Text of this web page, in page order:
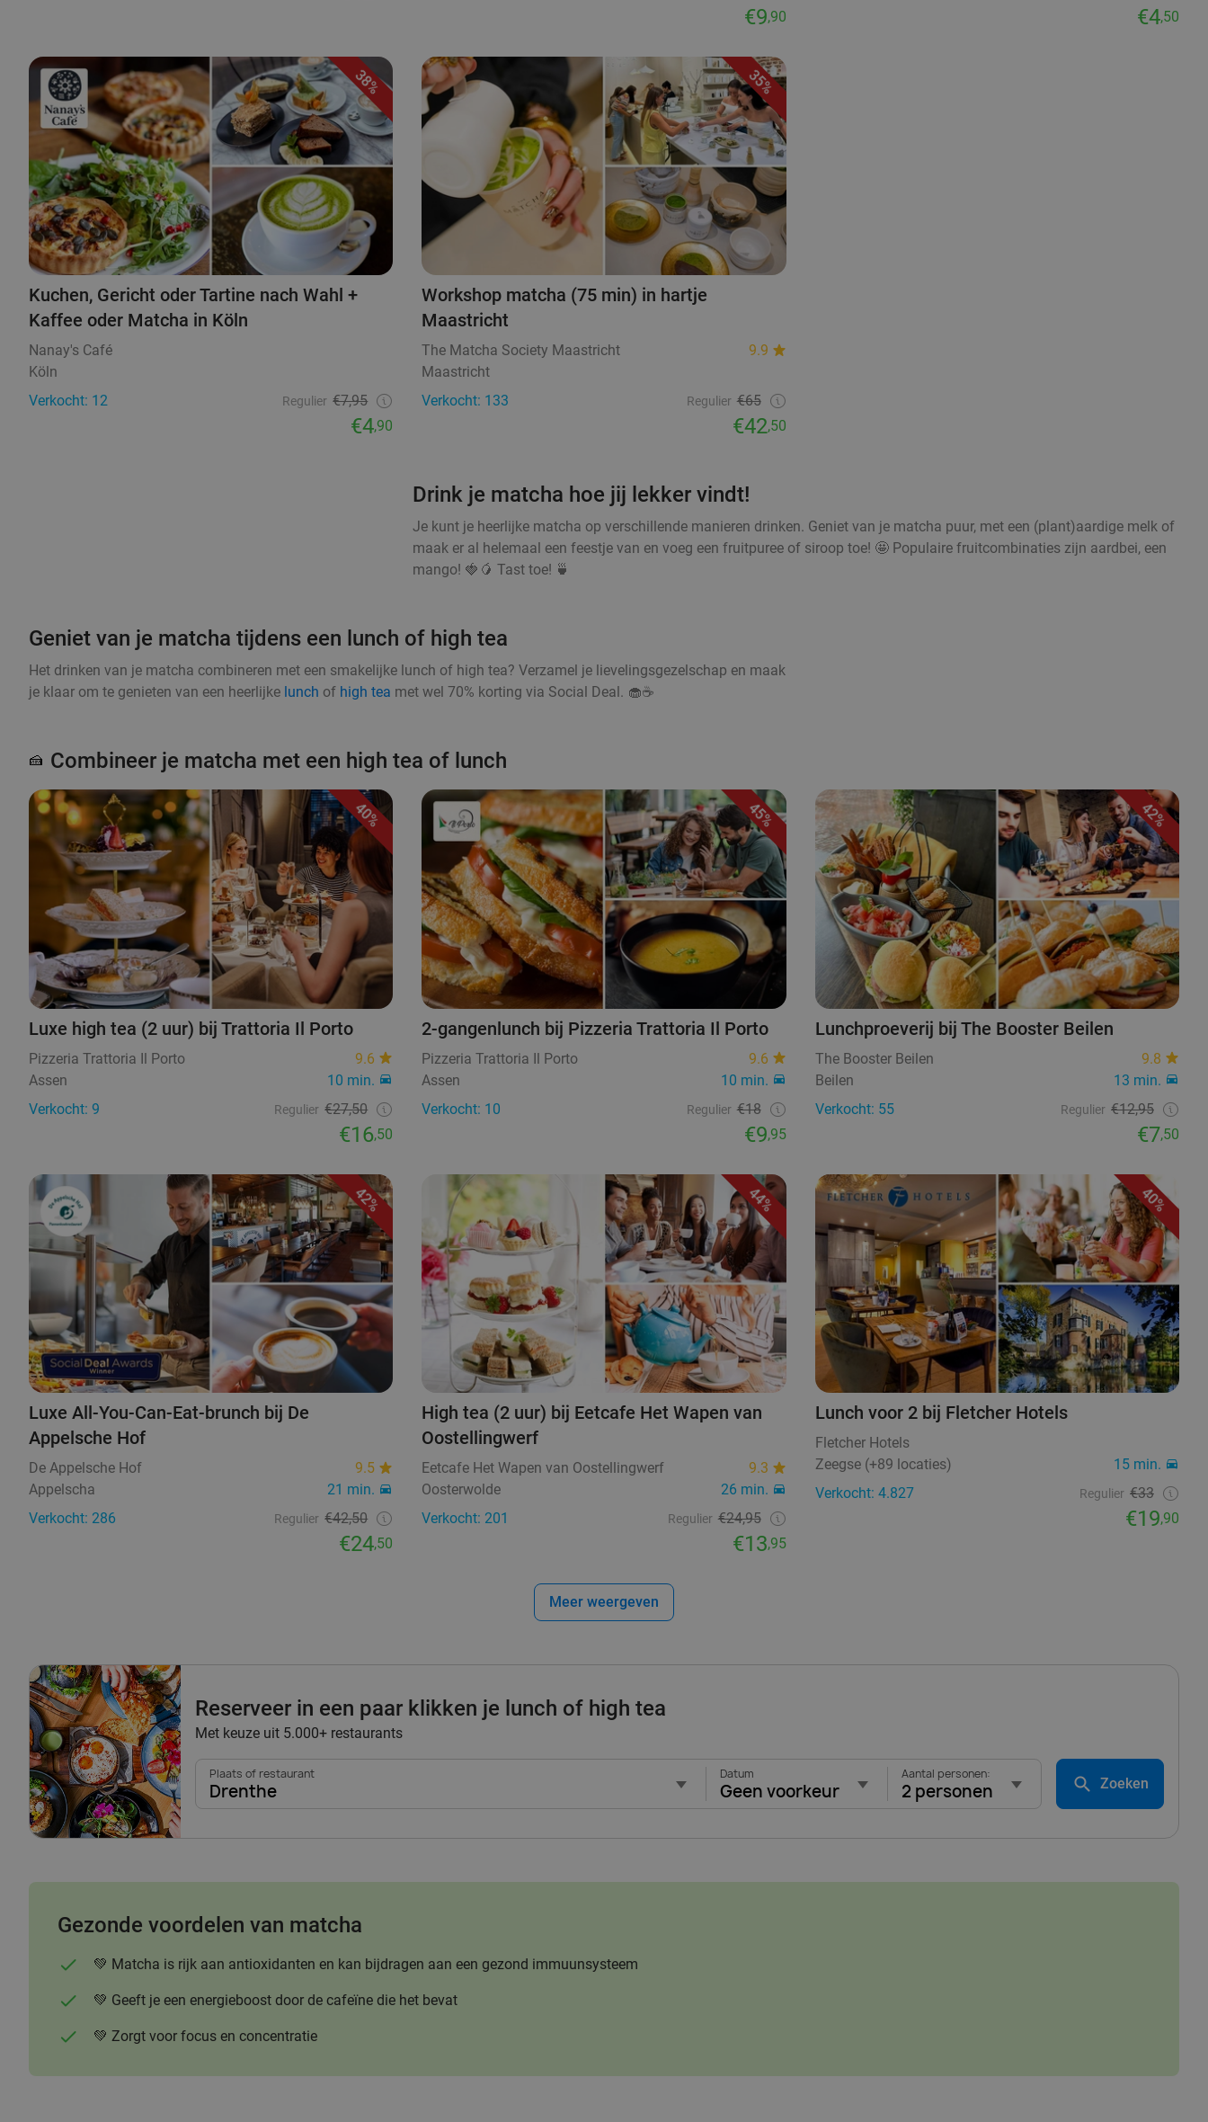
€9,90 €4,50
38%
Kuchen, Gericht oder Tartine nach Wahl +
Kaffee oder Matcha in Köln
Nanay's Café
Köln
Verkocht: 12
Regulier €7,95
€4,90
35%
Workshop matcha (75 min) in hartje
Maastricht
The Matcha Society Maastricht
9.9
Maastricht
Verkocht: 133
Regulier €65
€42,50
Drink je matcha hoe jij lekker vindt!
Je kunt je heerlijke matcha op verschillende manieren drinken. Geniet van je matcha puur, met een (plant)aardige melk of
maak er al helemaal een feestje van en voeg een fruitpuree of siroop toe! 🤩 Populaire fruitcombinaties zijn aardbei, een
mango! 🍓🥭 Tast toe! 🍵
Geniet van je matcha tijdens een lunch of high tea
Het drinken van je matcha combineren met een smakelijke lunch of high tea? Verzamel je lievelingsgezelschap en maak
je klaar om te genieten van een heerlijke lunch of high tea met wel 70% korting via Social Deal. 🧁☕
🍰 Combineer je matcha met een high tea of lunch
40%
Luxe high tea (2 uur) bij Trattoria Il Porto
Pizzeria Trattoria Il Porto
9.6
Assen
10 min.
Verkocht: 9
Regulier €27,50
€16,50
45%
2-gangenlunch bij Pizzeria Trattoria Il Porto
Pizzeria Trattoria Il Porto
9.6
Assen
10 min.
Verkocht: 10
Regulier €18
€9,95
42%
Lunchproeverij bij The Booster Beilen
The Booster Beilen
9.8
Beilen
13 min.
Verkocht: 55
Regulier €12,95
€7,50
42%
Luxe All-You-Can-Eat-brunch bij De
Appelsche Hof
De Appelsche Hof
9.5
Appelscha
21 min.
Verkocht: 286
Regulier €42,50
€24,50
44%
High tea (2 uur) bij Eetcafe Het Wapen van
Oostellingwerf
Eetcafe Het Wapen van Oostellingwerf
9.3
Oosterwolde
26 min.
Verkocht: 201
Regulier €24,95
€13,95
40%
Lunch voor 2 bij Fletcher Hotels
Fletcher Hotels
Zeegse (+89 locaties)
15 min.
Verkocht: 4.827
Regulier €33
€19,90
Meer weergeven
Reserveer in een paar klikken je lunch of high tea
Met keuze uit 5.000+ restaurants
Plaats of restaurant
Drenthe
Datum
Geen voorkeur
Aantal personen:
2 personen Zoeken
Gezonde voordelen van matcha
💚 Matcha is rijk aan antioxidanten en kan bijdragen aan een gezond immuunsysteem
💚 Geeft je een energieboost door de cafeïne die het bevat
💚 Zorgt voor focus en concentratie